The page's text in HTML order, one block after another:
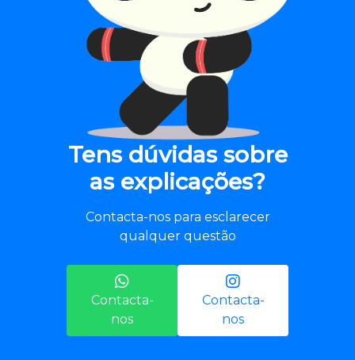
Tens dúvidas sobre
as explicações?
Contacta-nos para esclarecer
qualquer questão
Contacta-
nos
Contacta-
nos